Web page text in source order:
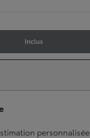
Inclus
personnalisée